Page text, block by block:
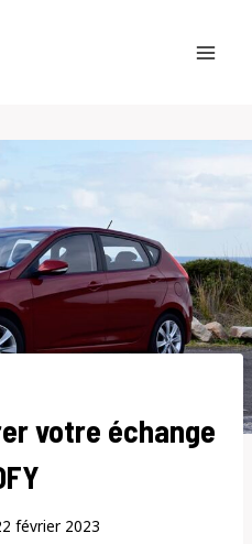
votre échange
février 2023